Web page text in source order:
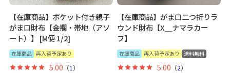
【在庫商品】ポケット付き親子
がま口財布【金襴・帯地（アソ
ート）】 [M便 1/2]
在庫商品 再入荷予定あり
5.00 （1 ）
【在庫商品】がま口二つ折りラ
ウンド財布【X＿ナマラカー
フ】
在庫商品 再入荷予定あり 送料無料
5.00 （2）